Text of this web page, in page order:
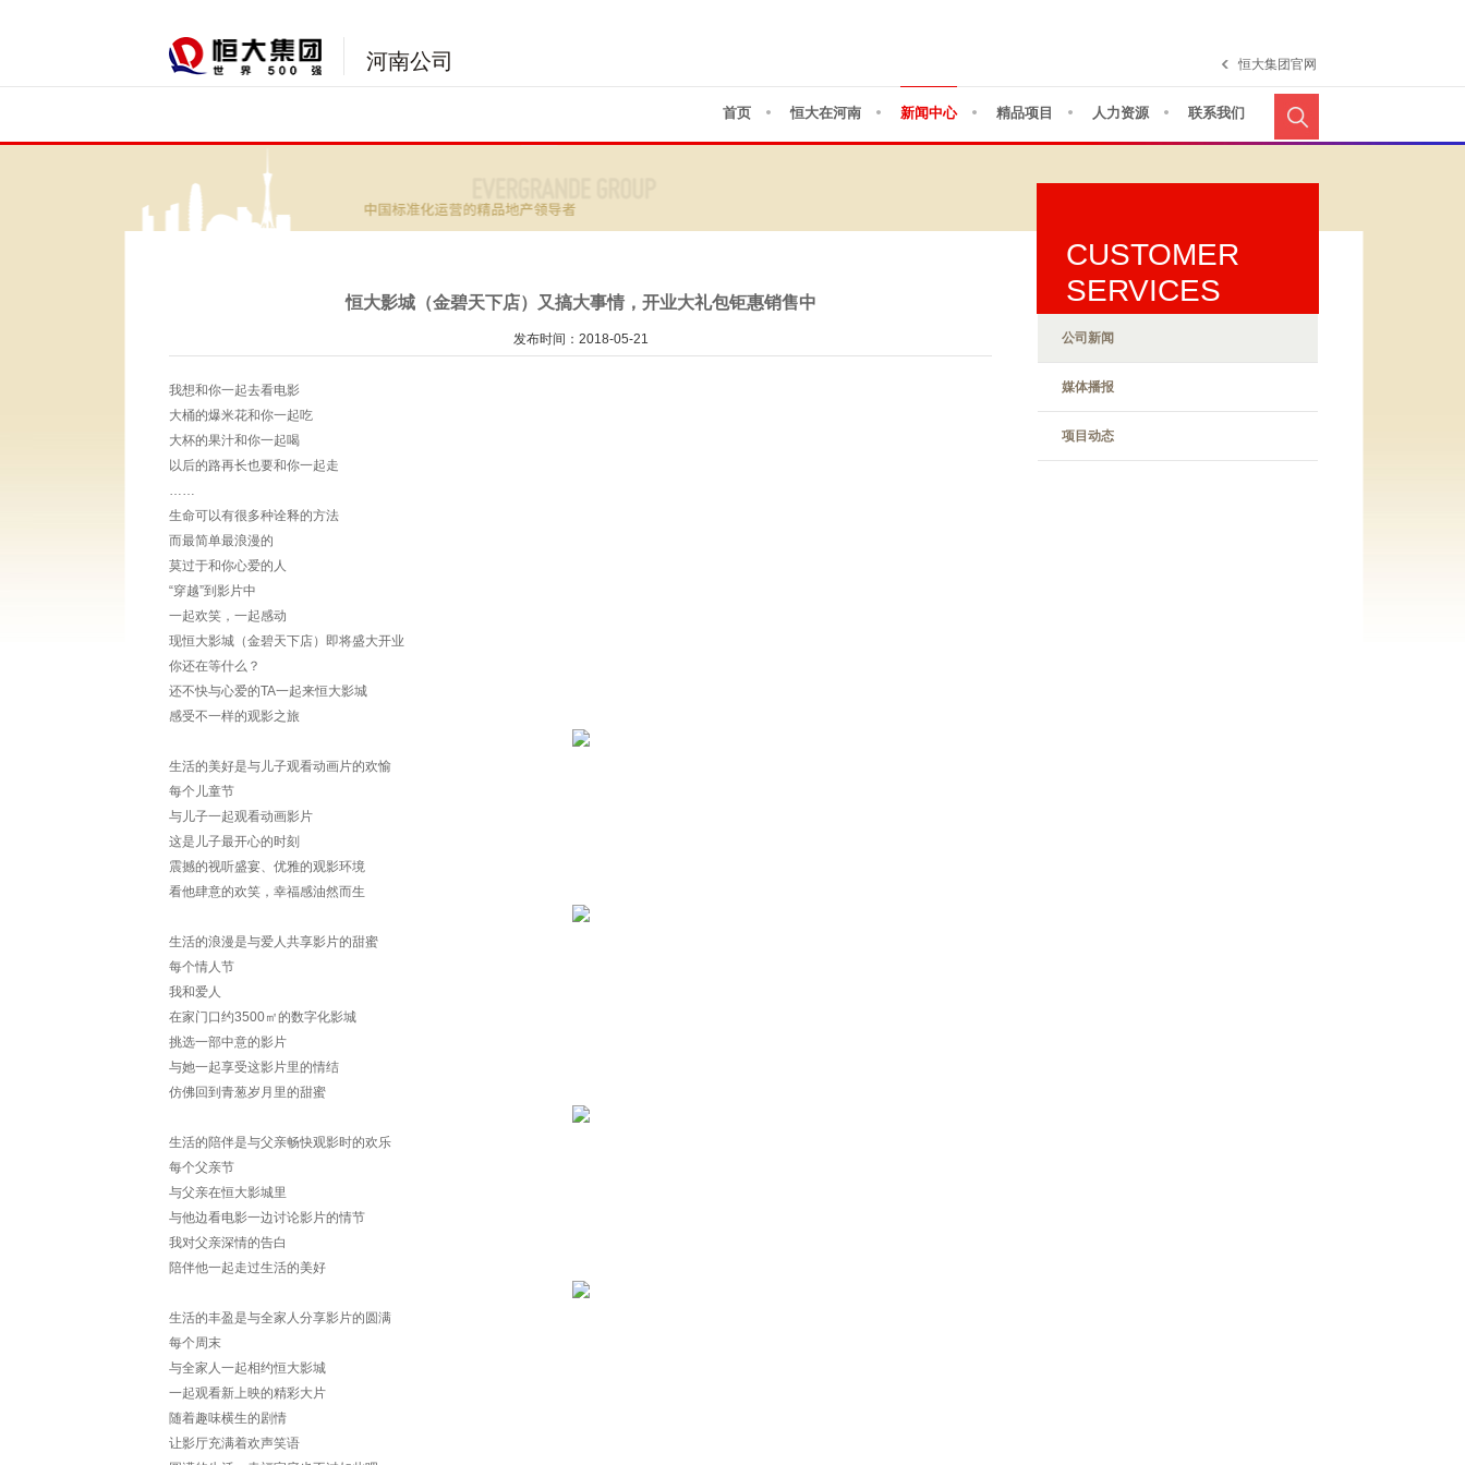
河南公司 恒大集团官网
首页 恒大在河南 新闻中心 精品项目 人力资源 联系我们
CUSTOMER
SERVICES
公司新闻
媒体播报
项目动态
恒大影城（金碧天下店）又搞大事情，开业大礼包钜惠销售中
发布时间：2018-05-21
我想和你一起去看电影
大桶的爆米花和你一起吃
大杯的果汁和你一起喝
以后的路再长也要和你一起走
……
生命可以有很多种诠释的方法
而最简单最浪漫的
莫过于和你心爱的人
“穿越”到影片中
一起欢笑，一起感动
现恒大影城（金碧天下店）即将盛大开业
你还在等什么？
还不快与心爱的TA一起来恒大影城
感受不一样的观影之旅
生活的美好是与儿子观看动画片的欢愉
每个儿童节
与儿子一起观看动画影片
这是儿子最开心的时刻
震撼的视听盛宴、优雅的观影环境
看他肆意的欢笑，幸福感油然而生
生活的浪漫是与爱人共享影片的甜蜜
每个情人节
我和爱人
在家门口约3500㎡的数字化影城
挑选一部中意的影片
与她一起享受这影片里的情结
仿佛回到青葱岁月里的甜蜜
生活的陪伴是与父亲畅快观影时的欢乐
每个父亲节
与父亲在恒大影城里
与他边看电影一边讨论影片的情节
我对父亲深情的告白
陪伴他一起走过生活的美好
生活的丰盈是与全家人分享影片的圆满
每个周末
与全家人一起相约恒大影城
一起观看新上映的精彩大片
随着趣味横生的剧情
让影厅充满着欢声笑语